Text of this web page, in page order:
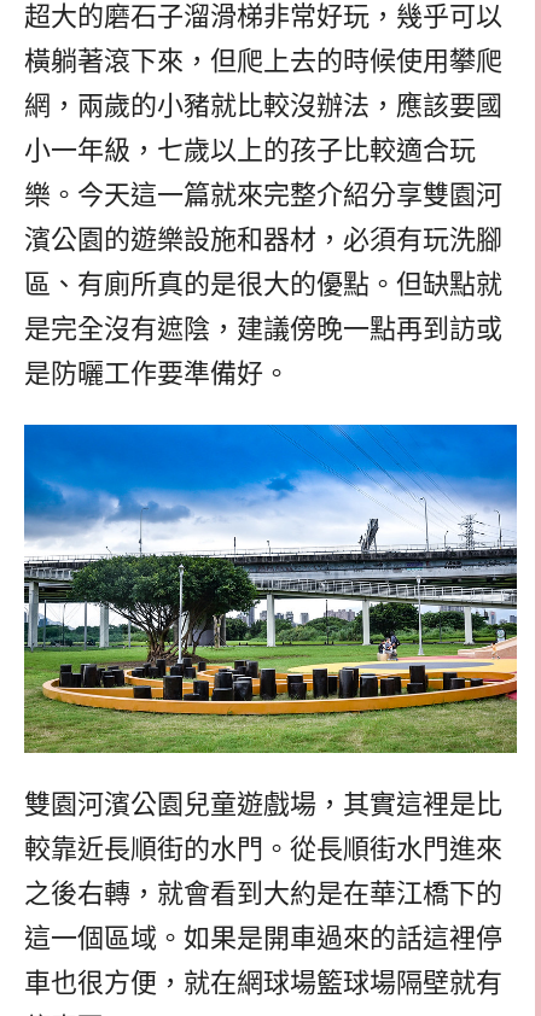
超大的磨石子溜滑梯非常好玩，幾乎可以
橫躺著滾下來，但爬上去的時候使用攀爬
網，兩歲的小豬就比較沒辦法，應該要國
小一年級，七歲以上的孩子比較適合玩
樂。今天這一篇就來完整介紹分享雙園河
濱公園的遊樂設施和器材，必須有玩洗腳
區、有廁所真的是很大的優點。但缺點就
是完全沒有遮陰，建議傍晚一點再到訪或
是防曬工作要準備好。
雙園河濱公園兒童遊戲場，其實這裡是比
較靠近長順街的水門。從長順街水門進來
之後右轉，就會看到大約是在華江橋下的
這一個區域。如果是開車過來的話這裡停
車也很方便，就在網球場籃球場隔壁就有